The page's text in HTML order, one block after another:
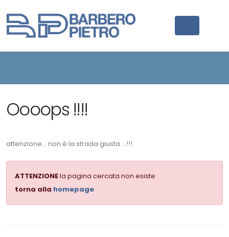
Oooops !!!!
attenzione... non è la strada giusta....!!!
ATTENZIONEla pagina cercata non esiste
torna alla homepage